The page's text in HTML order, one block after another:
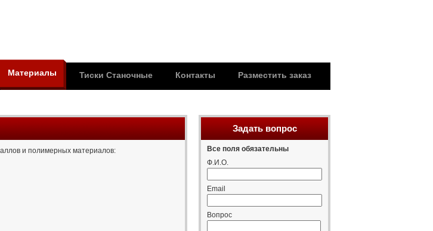
Материалы Тиски Станочные Контакты Разместить заказ
и полимерных материалов:
Задать вопрос
Все поля обязательны
Ф.И.О.
Email
Вопрос